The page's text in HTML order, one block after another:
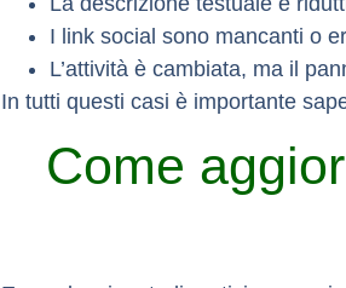
I link social sono mancanti o
L’attività è cambiata, ma il
In tutti questi casi è importante
Come